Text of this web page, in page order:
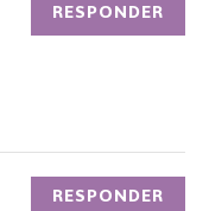
RESPONDER
RESPONDER